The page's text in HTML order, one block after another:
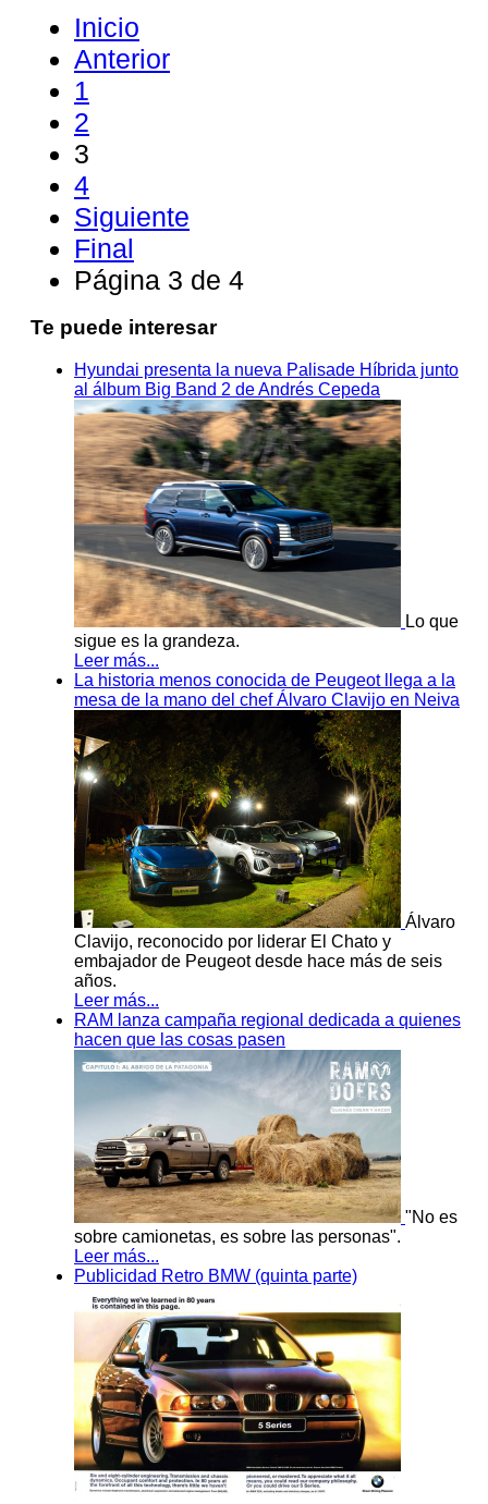
Inicio
Anterior
1
2
3
4
Siguiente
Final
Página 3 de 4
Te puede interesar
Hyundai presenta la nueva Palisade Híbrida junto
al álbum Big Band 2 de Andrés Cepeda
Lo que
sigue es la grandeza.
Leer más...
La historia menos conocida de Peugeot llega a la
mesa de la mano del chef Álvaro Clavijo en Neiva
Álvaro
Clavijo, reconocido por liderar El Chato y
embajador de Peugeot desde hace más de seis
años.
Leer más...
RAM lanza campaña regional dedicada a quienes
hacen que las cosas pasen
"No es
sobre camionetas, es sobre las personas".
Leer más...
Publicidad Retro BMW (quinta parte)